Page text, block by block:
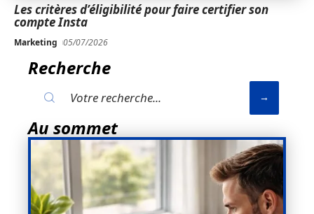
Les critères d’éligibilité pour faire certifier son
compte Insta
Marketing 05/07/2026
Recherche
Au sommet